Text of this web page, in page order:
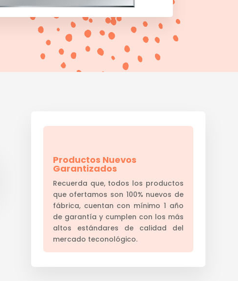
Productos Nuevos
Garantizados
Recuerda que, todos los productos
que ofertamos son 100% nuevos de
fábrica, cuentan con mínimo 1 año
de garantía y cumplen con los más
altos estándares de calidad del
mercado teconológico.